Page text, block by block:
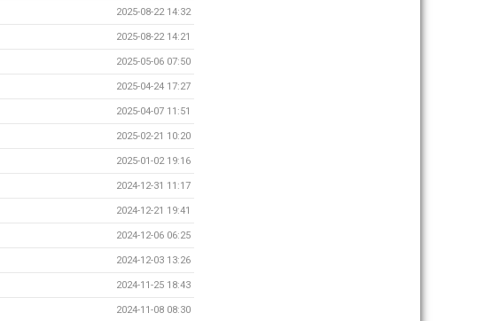
2025-08-22 14:32
2025-08-22 14:21
2025-05-06 07:50
2025-04-24 17:27
2025-04-07 11:51
2025-02-21 10:20
2025-01-02 19:16
2024-12-31 11:17
2024-12-21 19:41
2024-12-06 06:25
2024-12-03 13:26
2024-11-25 18:43
2024-11-08 08:30